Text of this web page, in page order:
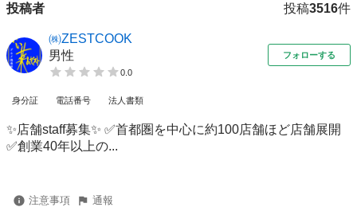
投稿者 投稿3516件
㈱ZESTCOOK
男性
0.0
フォローする
身分証 電話番号 法人書類
✨店舗staff募集✨ ✅首都圏を中心に約100店舗ほど店舗展開
✅創業40年以上の...
注意事項 通報